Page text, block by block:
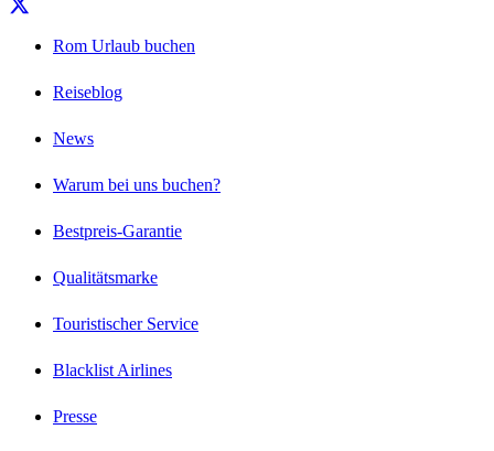
Rom Urlaub buchen
Reiseblog
News
Warum bei uns buchen?
Bestpreis-Garantie
Qualitätsmarke
Touristischer Service
Blacklist Airlines
Presse